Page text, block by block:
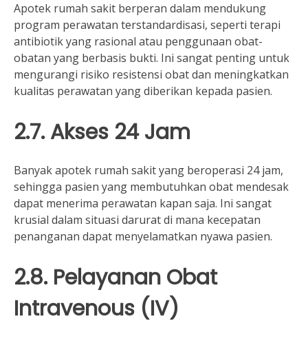
Apotek rumah sakit berperan dalam mendukung
program perawatan terstandardisasi, seperti terapi
antibiotik yang rasional atau penggunaan obat-
obatan yang berbasis bukti. Ini sangat penting untuk
mengurangi risiko resistensi obat dan meningkatkan
kualitas perawatan yang diberikan kepada pasien.
2.7. Akses 24 Jam
Banyak apotek rumah sakit yang beroperasi 24 jam,
sehingga pasien yang membutuhkan obat mendesak
dapat menerima perawatan kapan saja. Ini sangat
krusial dalam situasi darurat di mana kecepatan
penanganan dapat menyelamatkan nyawa pasien.
2.8. Pelayanan Obat
Intravenous (IV)